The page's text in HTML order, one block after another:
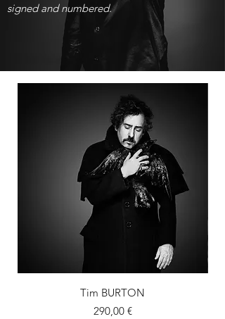
signed and numbered.
Tim BURTON
Prix
290,00 €